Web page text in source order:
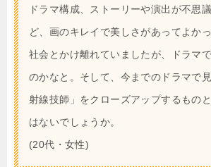
ドラマ構成、ストーリーや演出が不思
ど、画のキレイで美しさがあってよか
社会とかけ離れていましたが、ドラマ
のかなと。そして、今までのドラマで
射線技師」をクローズアップするもの
はないでしょうか。
(20代・女性)